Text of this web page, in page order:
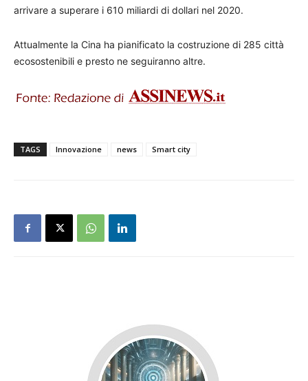
arrivare a superare i 610 miliardi di dollari nel 2020.
Attualmente la Cina ha pianificato la costruzione di 285 città
ecosostenibili e presto ne seguiranno altre.
TAGS Innovazione news Smart city